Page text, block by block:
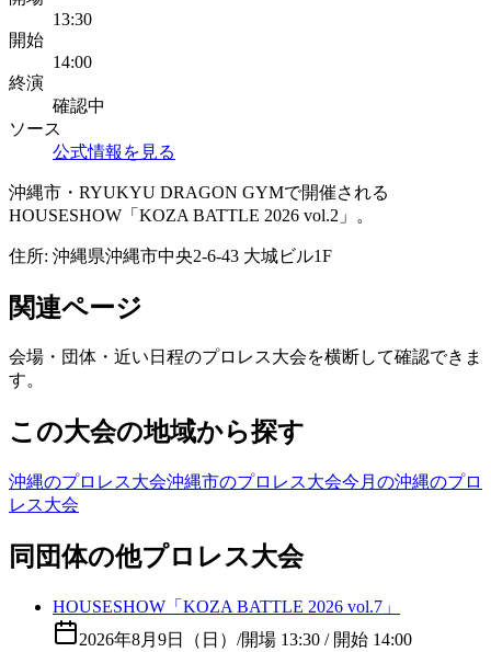
13:30
開始
14:00
終演
確認中
ソース
公式情報を見る
沖縄市・RYUKYU DRAGON GYMで開催される
HOUSESHOW「KOZA BATTLE 2026 vol.2」。
住所: 沖縄県沖縄市中央2-6-43 大城ビル1F
関連ページ
会場・団体・近い日程のプロレス大会を横断して確認できま
す。
この大会の地域から探す
沖縄のプロレス大会沖縄市のプロレス大会今月の沖縄のプロ
レス大会
同団体の他プロレス大会
HOUSESHOW「KOZA BATTLE 2026 vol.7」
2026年8月9日（日） /開場 13:30 / 開始 14:00